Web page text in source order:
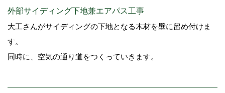
外部サイディング下地兼エアパス工事
大工さんがサイディングの下地となる木材を壁に留め付けま
す。
同時に、空気の通り道をつくっていきます。